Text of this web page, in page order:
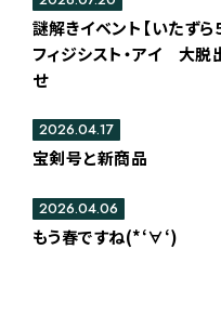
謎解きイベント【いたず
フィジシスト・アイ 大脱
せ
宝剣号と新商品
2026.04.17
もう春ですね(*‘∀‘)
2026.04.06